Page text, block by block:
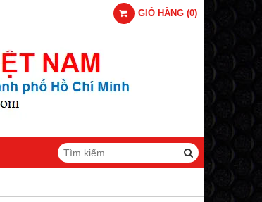
GIỎ HÀNG (0)